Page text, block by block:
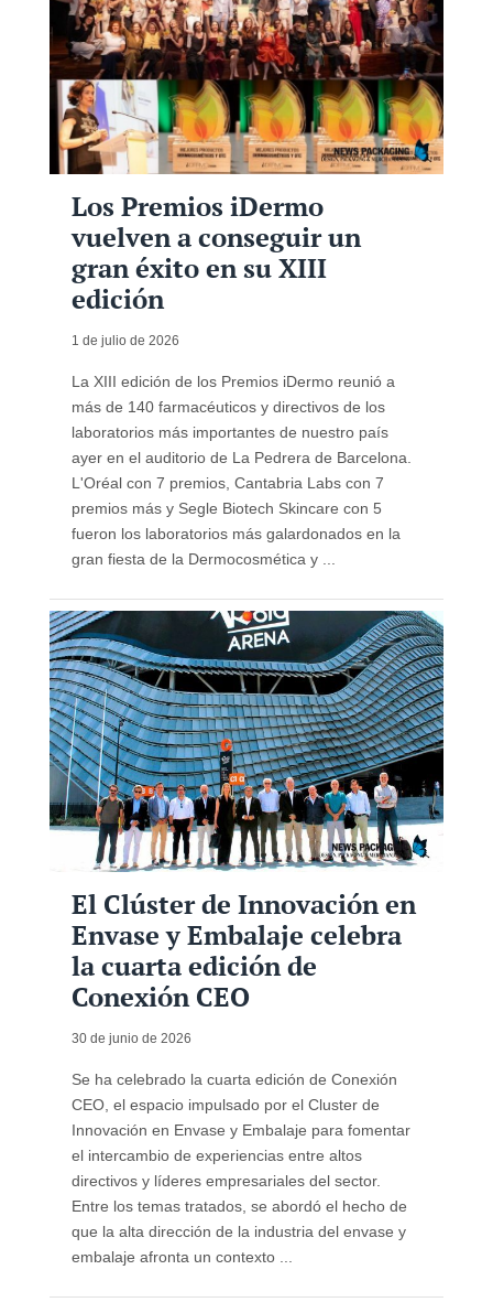
Los Premios iDermo
vuelven a conseguir un
gran éxito en su XIII
edición
1 de julio de 2026
La XIII edición de los Premios iDermo reunió a
más de 140 farmacéuticos y directivos de los
laboratorios más importantes de nuestro país
ayer en el auditorio de La Pedrera de Barcelona.
L'Oréal con 7 premios, Cantabria Labs con 7
premios más y Segle Biotech Skincare con 5
fueron los laboratorios más galardonados en la
gran fiesta de la Dermocosmética y ...
El Clúster de Innovación en
Envase y Embalaje celebra
la cuarta edición de
Conexión CEO
30 de junio de 2026
Se ha celebrado la cuarta edición de Conexión
CEO, el espacio impulsado por el Cluster de
Innovación en Envase y Embalaje para fomentar
el intercambio de experiencias entre altos
directivos y líderes empresariales del sector.
Entre los temas tratados, se abordó el hecho de
que la alta dirección de la industria del envase y
embalaje afronta un contexto ...